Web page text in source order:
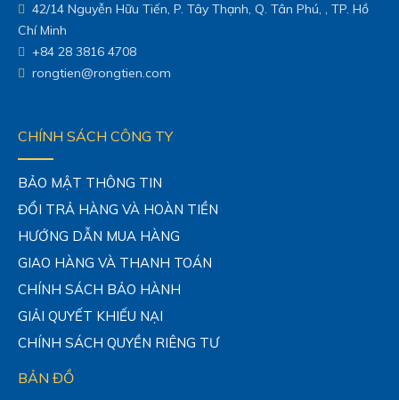
42/14 Nguyễn Hữu Tiến, P. Tây Thạnh, Q. Tân Phú, , TP. Hồ
Chí Minh
+84 28 3816 4708
rongtien@rongtien.com
CHÍNH SÁCH CÔNG TY
BẢO MẬT THÔNG TIN
ĐỔI TRẢ HÀNG VÀ HOÀN TIỀN
HƯỚNG DẪN MUA HÀNG
GIAO HÀNG VÀ THANH TOÁN
CHÍNH SÁCH BẢO HÀNH
GIẢI QUYẾT KHIẾU NẠI
CHÍNH SÁCH QUYỀN RIÊNG TƯ
BẢN ĐỒ